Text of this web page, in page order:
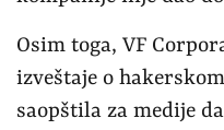
Osim toga, VF
izveštaje o
saopštila za medije